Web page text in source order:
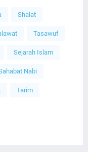
Shalat
Tasawuf
Sejarah Islam
Nabi
Tarim